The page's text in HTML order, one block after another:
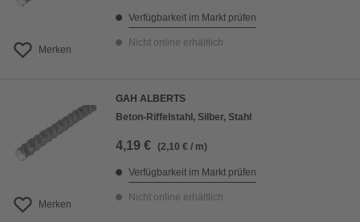
Merken
Verfügbarkeit im Markt prüfen
Nicht online erhältlich
Merken
GAH ALBERTS
Beton-Riffelstahl, Silber, Stahl
4,19 € (2,10 € / m)
Verfügbarkeit im Markt prüfen
Nicht online erhältlich